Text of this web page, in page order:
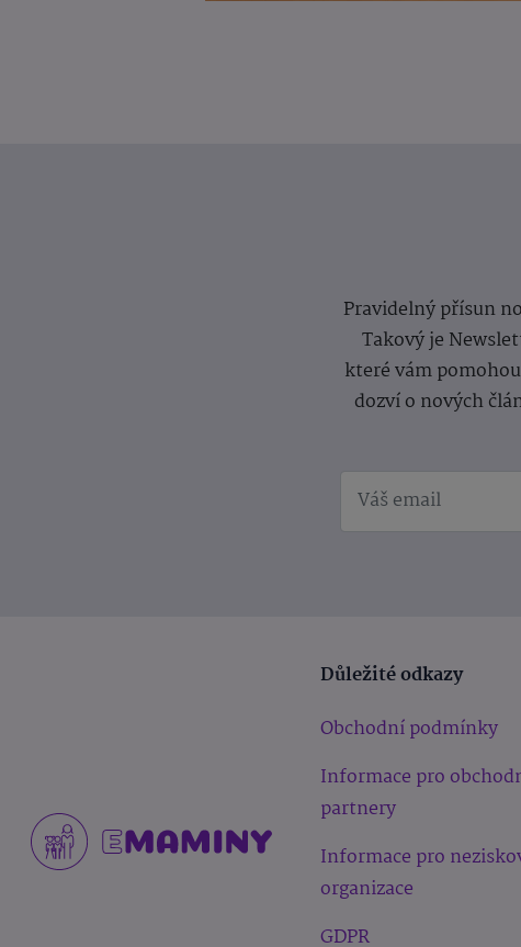
Pravidelný přísun
Takový je
které vám
dozví o nových
Důležité odkazy
Obchodní podmínky
Informace pro
partnery
Informace pro
organizace
GDPR